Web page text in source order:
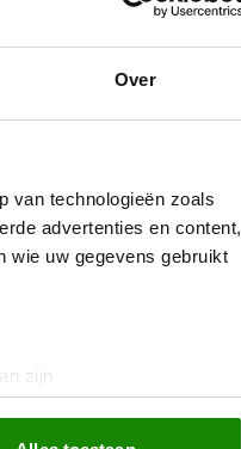
Over
van technologieën zoals
advertenties en content,
wie uw gegevens gebruikt
zijn